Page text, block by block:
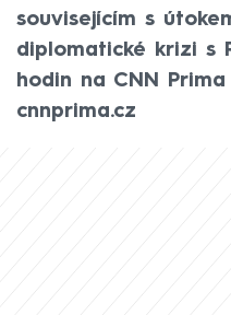
souvisejícím s
diplomatické krizi s
hodin na CNN Prima
cnnprima.cz